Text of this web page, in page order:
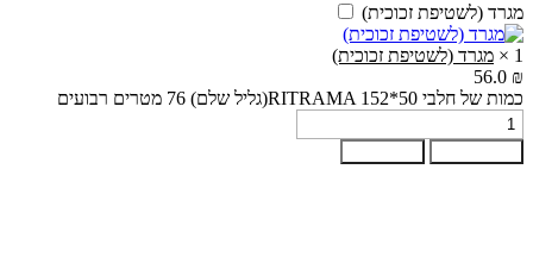
מגרד (לשטיפת זכוכית)
1
× מגרד (לשטיפת זכוכית)
56.0 ₪
כמות של חלבי RITRAMA 152*50(גליל שלם) 76 מטרים רבועים